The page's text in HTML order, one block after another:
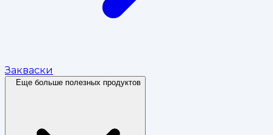
Закваски
Еще больше полезных продуктов